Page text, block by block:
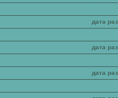
дата
дата
дата